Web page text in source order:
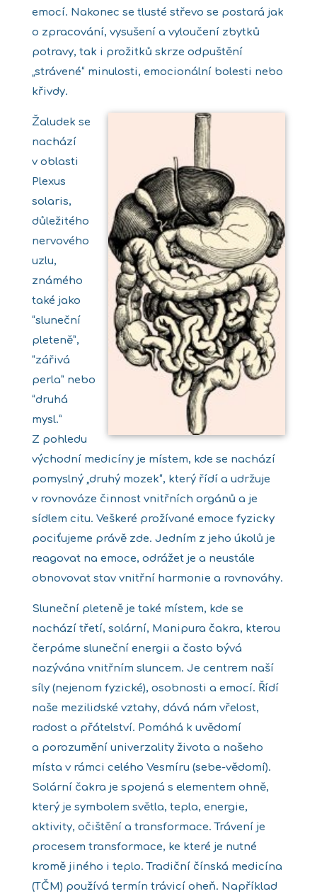
emocí. Nakonec se tlusté střevo se postará jak
o zpracování, vysušení a vyloučení zbytků
potravy, tak i prožitků skrze odpuštění
„strávené“ minulosti, emocionální bolesti nebo
křivdy.
Žaludek se
nachází
v oblasti
Plexus
solaris,
důležitého
nervového
uzlu,
známého
také jako
“sluneční
pleteně”,
“zářivá
perla” nebo
“druhá
mysl.”
Z pohledu
východní medicíny je místem, kde se nachází
pomyslný „druhý mozek“, který řídí a udržuje
v rovnováze činnost vnitřních orgánů a je
sídlem citu. Veškeré prožívané emoce fyzicky
pociťujeme právě zde. Jedním z jeho úkolů je
reagovat na emoce, odrážet je a neustále
obnovovat stav vnitřní harmonie a rovnováhy.
Sluneční pleteně je také místem, kde se
nachází třetí, solární, Manipura čakra, kterou
čerpáme sluneční energii a často bývá
nazývána vnitřním sluncem. Je centrem naší
síly (nejenom fyzické), osobnosti a emocí. Řídí
naše mezilidské vztahy, dává nám vřelost,
radost a přátelství. Pomáhá k uvědomí
a porozumění univerzality života a našeho
místa v rámci celého Vesmíru (sebe-vědomí).
Solární čakra je spojená s elementem ohně,
který je symbolem světla, tepla, energie,
aktivity, očištění a transformace. Trávení je
procesem transformace, ke které je nutné
kromě jiného i teplo. Tradiční čínská medicína
(TČM) používá termín trávicí oheň. Například